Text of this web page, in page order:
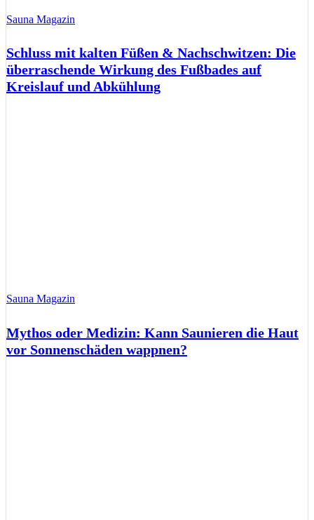
Sauna Magazin
Schluss mit kalten Füßen & Nachschwitzen: Die
überraschende Wirkung des Fußbades auf
Kreislauf und Abkühlung
Sauna Magazin
Mythos oder Medizin: Kann Saunieren die Haut
vor Sonnenschäden wappnen?